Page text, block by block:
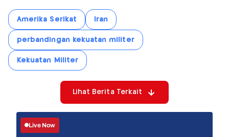
Amerika Serikat Iran
perbandingan kekuatan militer
Kekuatan Militer
Lihat Berita Terkait
Live Now